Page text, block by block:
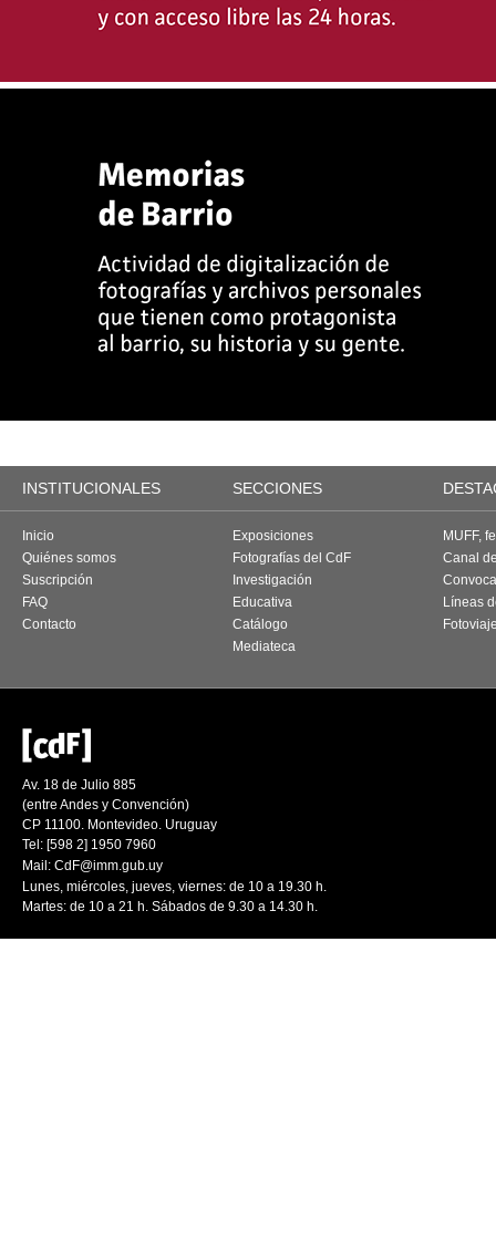
INSTITUCIONALES SECCIONES
Inicio
Quiénes somos
Suscripción
FAQ
Contacto
Exposiciones
Fotografías del CdF
Investigación
Educativa
Catálogo
Mediateca
MUFF,
Canal
Líneas
Av. 18 de Julio 885
(entre Andes y Convención)
CP 11100. Montevideo. Uruguay
Tel: [598 2] 1950 7960
Mail: CdF@imm.gub.uy
Lunes, miércoles, jueves, viernes: de 10 a 19.30 h.
Martes: de 10 a 21 h. Sábados de 9.30 a 14.30 h.